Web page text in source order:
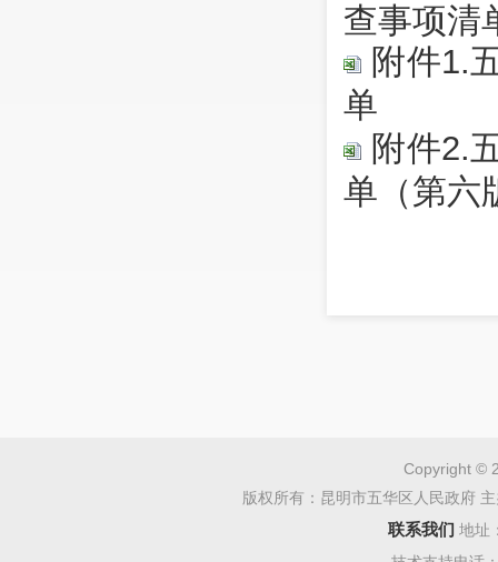
查事项清
附件1.
单
附件2.
单（第六
Copyright ©
版权所有：昆明市五华区人民政府
联系我们 地址